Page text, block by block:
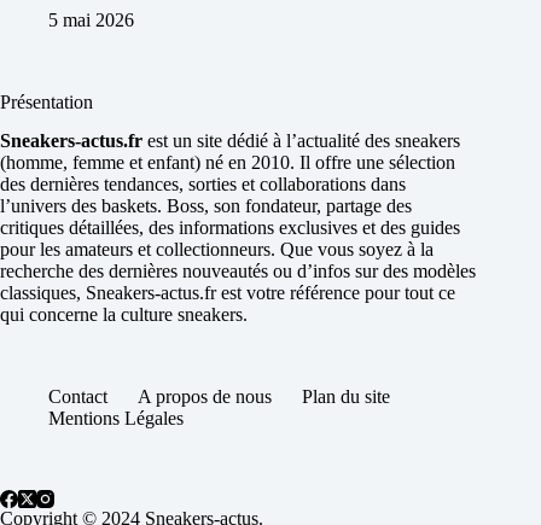
5 mai 2026
Présentation
Sneakers-actus.fr est un site dédié à l’actualité des sneakers
(homme, femme et enfant) né en 2010. Il offre une sélection
des dernières tendances, sorties et collaborations dans
l’univers des baskets. Boss, son fondateur, partage des
critiques détaillées, des informations exclusives et des guides
pour les amateurs et collectionneurs. Que vous soyez à la
recherche des dernières nouveautés ou d’infos sur des modèles
classiques, Sneakers-actus.fr est votre référence pour tout ce
qui concerne la culture sneakers.
Contact A propos de nous
Plan du site
Mentions Légales
Copyright © 2024 Sneakers-actus.